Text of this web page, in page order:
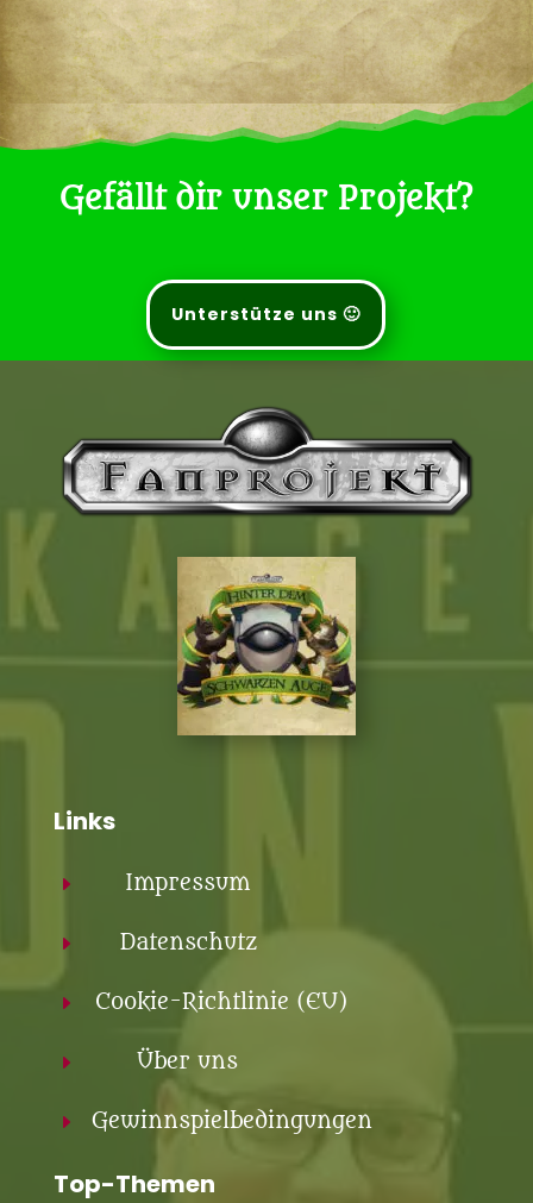
Gefällt dir unser Projekt?
Unterstütze uns 🙂
Links
E Impressum
E Datenschutz
E Cookie-Richtlinie (EU)
E Über uns
E Gewinnspielbedingungen
Top-Themen